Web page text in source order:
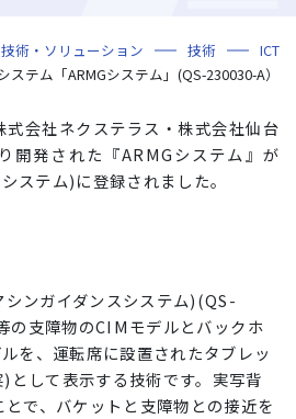
技術・ソリューション 技術
ICT
ステム「ARMGシステム」(QS-230030-A）
会社ネクステラス・株式会社仙台
開発された『ARMGシステム』が
ステム)に登録されました。
ンガイダンスシステム)(QS-
の支障物のCIMモデルとバックホ
を、運転席に設置されたタブレッ
として表示する技術です。実写背
で、バケットと支障物との接近を